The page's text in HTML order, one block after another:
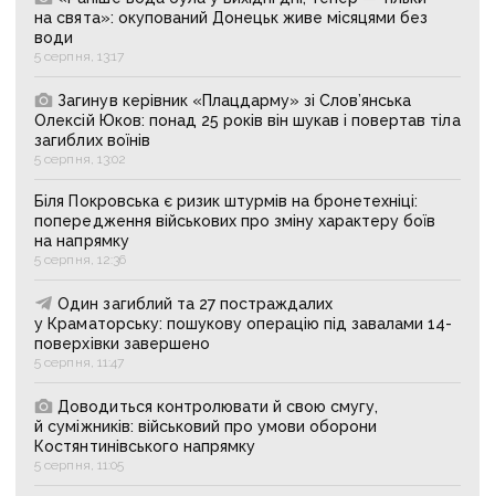
на свята»: окупований Донецьк живе місяцями без
води
5 серпня, 13:17
Загинув керівник «Плацдарму» зі Слов’янська
Олексій Юков: понад 25 років він шукав і повертав тіла
загиблих воїнів
5 серпня, 13:02
Біля Покровська є ризик штурмів на бронетехніці:
попередження військових про зміну характеру боїв
на напрямку
5 серпня, 12:36
Один загиблий та 27 постраждалих
у Краматорську: пошукову операцію під завалами 14-
поверхівки завершено
5 серпня, 11:47
Доводиться контролювати й свою смугу,
й суміжників: військовий про умови оборони
Костянтинівського напрямку
5 серпня, 11:05